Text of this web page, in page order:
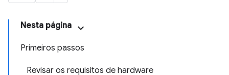
Nesta página
Primeiros passos
Revisar os requisitos de hardware